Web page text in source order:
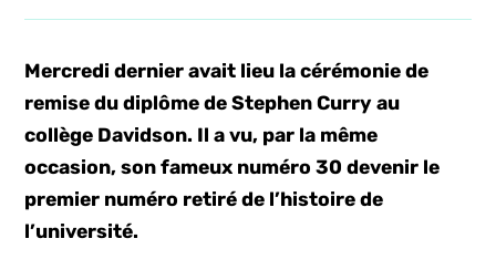
Mercredi dernier avait lieu la cérémonie de
remise du diplôme de Stephen Curry au
collège Davidson. Il a vu, par la même
occasion, son fameux numéro 30 devenir le
premier numéro retiré de l’histoire de
l’université.